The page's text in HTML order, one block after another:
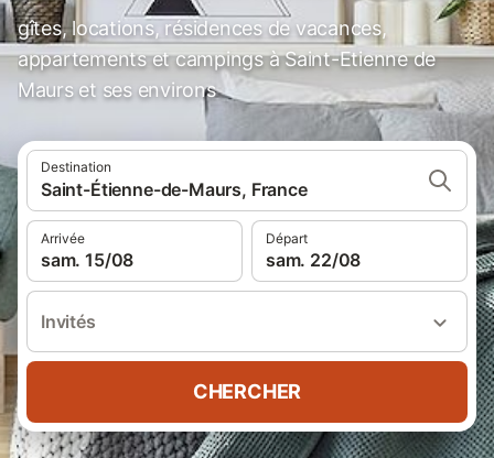
gîtes, locations, résidences de vacances,
appartements et campings à Saint-Etienne de
Maurs et ses environs
Destination
Saint-Étienne-de-Maurs, France
Arrivée
sam. 15/08
Départ
sam. 22/08
Invités
CHERCHER